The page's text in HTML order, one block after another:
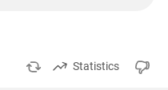
Statistics